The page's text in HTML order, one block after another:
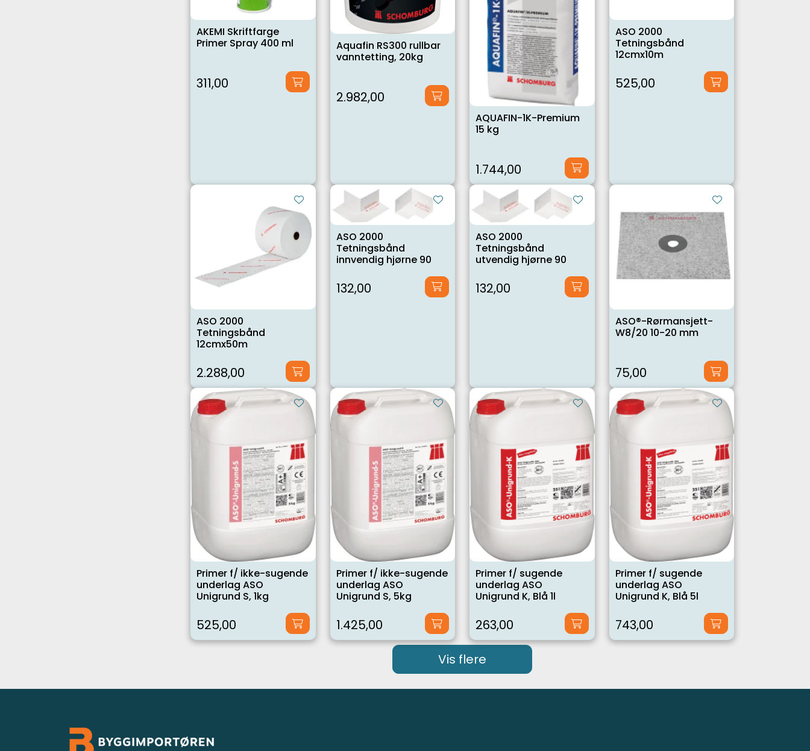
AKEMI Skriftfarge
Primer Spray 400 ml
311,00
Aquafin RS300 rullbar
vanntetting, 20kg
2.982,00
AQUAFIN-1K-Premium
15 kg
1.744,00
ASO 2000
Tetningsbånd
12cmx10m
525,00
ASO 2000
Tetningsbånd
12cmx50m
2.288,00
ASO 2000
Tetningsbånd
innvendig hjørne 90
132,00
ASO 2000
Tetningsbånd
utvendig hjørne 90
132,00
ASO®-Rørmansjett-
W8/20 10-20 mm
75,00
Primer f/ ikke-sugende
underlag ASO
Unigrund S, 1kg
525,00
Primer f/ ikke-sugende
underlag ASO
Unigrund S, 5kg
1.425,00
Primer f/ sugende
underlag ASO
Unigrund K, Blå 1l
263,00
Primer f/ sugende
underlag ASO
Unigrund K, Blå 5l
743,00
Vis flere